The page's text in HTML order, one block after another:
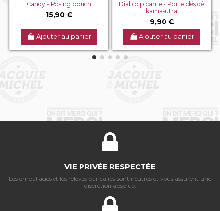
Diablo picante - Porte clés dé
kamasutra
Ajouter au panier
Secret play - Sucette
alcoolisée - Ananas Colada
3,90 €
Ajouter au panier
VIE PRIVÉE RESPECTÉE
Les emballages et les relevés bancaires sont neutres et vous assurent une
discrétion absolue.